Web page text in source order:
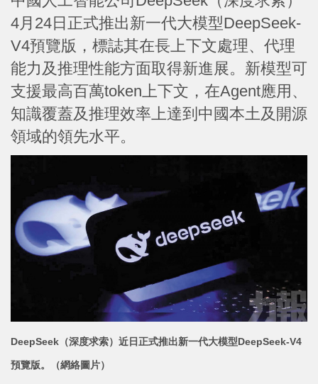
4月24日正式推出新一代大模型DeepSeek-
V4預覽版，標誌其在長上下文處理、代理
能力及推理性能方面取得新進展。新模型可
支援最高百萬token上下文，在Agent應用、
知識覆蓋及推理效率上達到中國本土及開源
領域的領先水平。
DeepSeek（深度求索）近日正式推出新一代大模型DeepSeek-V4
預覽版。（網絡圖片）